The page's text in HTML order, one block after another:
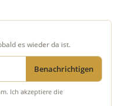
es wieder da ist.
Benachrichtigen
Ich akzeptiere die